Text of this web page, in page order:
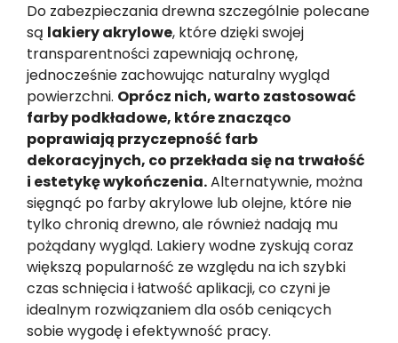
Do zabezpieczania drewna szczególnie polecane
są lakiery akrylowe, które dzięki swojej
transparentności zapewniają ochronę,
jednocześnie zachowując naturalny wygląd
powierzchni. Oprócz nich, warto zastosować
farby podkładowe, które znacząco
poprawiają przyczepność farb
dekoracyjnych, co przekłada się na trwałość
i estetykę wykończenia.Alternatywnie, można
sięgnąć po farby akrylowe lub olejne, które nie
tylko chronią drewno, ale również nadają mu
pożądany wygląd. Lakiery wodne zyskują coraz
większą popularność ze względu na ich szybki
czas schnięcia i łatwość aplikacji, co czyni je
idealnym rozwiązaniem dla osób ceniących
sobie wygodę i efektywność pracy.